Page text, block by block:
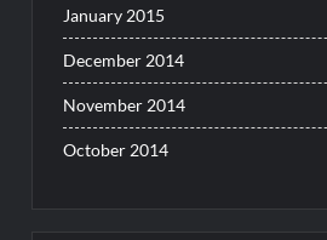
January 2015
December 2014
November 2014
October 2014